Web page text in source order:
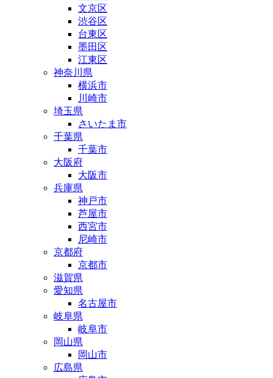
文京区
渋谷区
台東区
墨田区
江東区
神奈川県
横浜市
川崎市
埼玉県
さいたま市
千葉県
千葉市
大阪府
大阪市
兵庫県
神戸市
芦屋市
西宮市
尼崎市
京都府
京都市
滋賀県
愛知県
名古屋市
岐阜県
岐阜市
岡山県
岡山市
広島県